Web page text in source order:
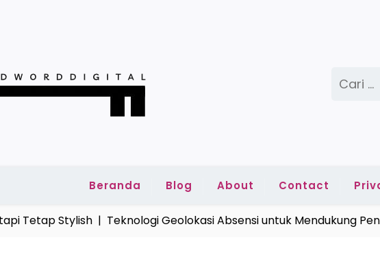
untuk:
Beranda Blog About Contact
Tetap Stylish |Teknologi Geolokasi Absensi untuk Mendukung